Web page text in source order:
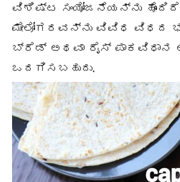
ವಿಶಿಷ್ಟ ಸಂಯೋಜನೆಯನ್ನು
ಮೇಲೋಗರವನ್ನು ವಿವಿಧ ವಿಧದ
ಬ್ರೆಡ್ ಅಥವಾ ರೈಸ್ ಪಾಕವಿಧಾನ
ಒದಗಿಸಬಹುದು.